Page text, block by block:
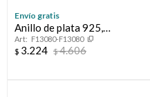
Envío gratis
Anillo de plata 925,
MEDICO.
F13080-F13080
$ 3.224 $4.606